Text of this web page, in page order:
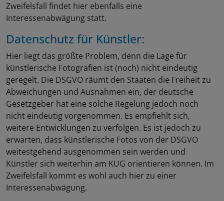
Zweifelsfall findet hier ebenfalls eine
Interessenabwägung statt.
Datenschutz für Künstler:
Hier liegt das größte Problem, denn die Lage für
künstlerische Fotografien ist (noch) nicht eindeutig
geregelt. Die DSGVO räumt den Staaten die Freiheit zu
Abweichungen und Ausnahmen ein, der deutsche
Gesetzgeber hat eine solche Regelung jedoch noch
nicht eindeutig vorgenommen. Es empfiehlt sich,
weitere Entwicklungen zu verfolgen. Es ist jedoch zu
erwarten, dass künstlerische Fotos von der DSGVO
weitestgehend ausgenommen sein werden und
Künstler sich weiterhin am KUG orientieren können. Im
Zweifelsfall kommt es wohl auch hier zu einer
Interessenabwägung.